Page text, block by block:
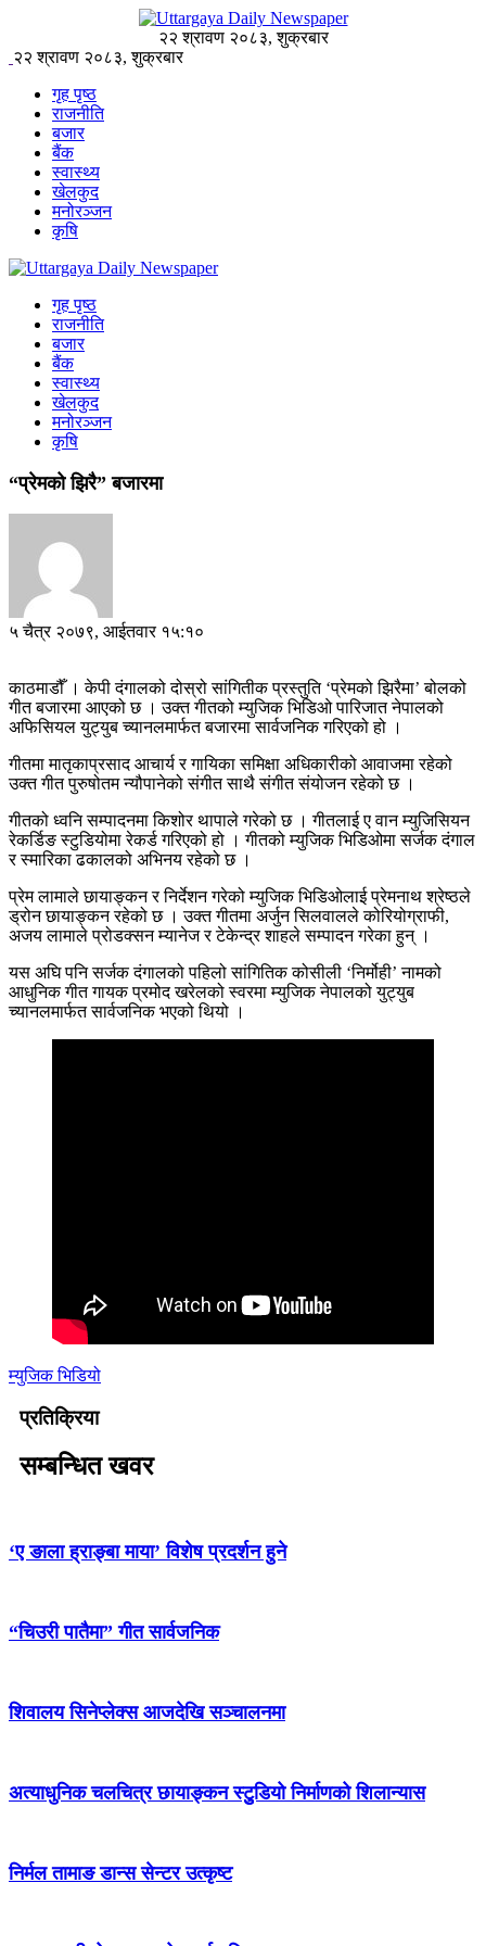
२२ श्रावण २०८३, शुक्रबार
२२ श्रावण २०८३, शुक्रबार
गृह पृष्ठ
राजनीति
बजार
बैंक
स्वास्थ्य
खेलकुद
मनोरञ्जन
कृषि
गृह पृष्ठ
राजनीति
बजार
बैंक
स्वास्थ्य
खेलकुद
मनोरञ्जन
कृषि
“प्रेमको झिरै” बजारमा
५ चैत्र २०७९, आईतवार १५:१०
काठमाडौँ । केपी दंगालको दोस्रो सांगितीक प्रस्तुति ‘प्रेमको झिरैमा’ बोलको
गीत बजारमा आएको छ । उक्त गीतको म्युजिक भिडिओ पारिजात नेपालको
अफिसियल युट्युब च्यानलमार्फत बजारमा सार्वजनिक गरिएको हो ।
गीतमा मातृकाप्रसाद आचार्य र गायिका समिक्षा अधिकारीको आवाजमा रहेको
उक्त गीत पुरुषोतम न्यौपानेको संगीत साथै संगीत संयोजन रहेको छ ।
गीतको ध्वनि सम्पादनमा किशोर थापाले गरेको छ । गीतलाई ए वान म्युजिसियन
रेकर्डिङ स्टुडियोमा रेकर्ड गरिएको हो । गीतको म्युजिक भिडिओमा सर्जक दंगाल
र स्मारिका ढकालको अभिनय रहेको छ ।
प्रेम लामाले छायाङ्कन र निर्देशन गरेको म्युजिक भिडिओलाई प्रेमनाथ श्रेष्ठले
ड्रोन छायाङ्कन रहेको छ । उक्त गीतमा अर्जुन सिलवालले कोरियोग्राफी,
अजय लामाले प्रोडक्सन म्यानेज र टेकेन्द्र शाहले सम्पादन गरेका हुन् ।
यस अघि पनि सर्जक दंगालको पहिलो सांगितिक कोसीली ‘निर्मोही’ नामको
आधुनिक गीत गायक प्रमोद खरेलको स्वरमा म्युजिक नेपालको युट्युब
च्यानलमार्फत सार्वजनिक भएको थियो ।
म्युजिक भिडियो
प्रतिक्रिया
सम्बन्धित खवर
‘ए ङाला ह्राङ्बा माया’ विशेष प्रदर्शन हुने
“चिउरी पातैमा” गीत सार्वजनिक
शिवालय सिनेप्लेक्स आजदेखि सञ्चालनमा
अत्याधुनिक चलचित्र छायाङ्कन स्टुुडियो निर्माणको शिलान्यास
निर्मल तामाङ डान्स सेन्टर उत्कृष्ट